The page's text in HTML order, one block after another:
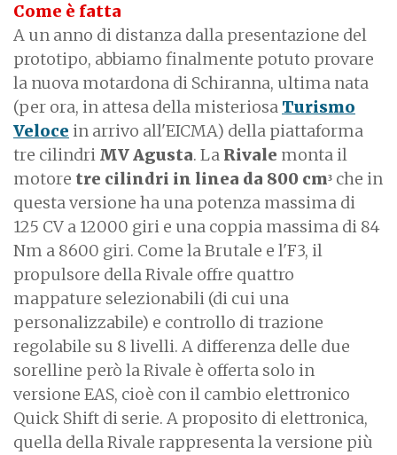
Come è fatta
A un anno di distanza dalla presentazione del
prototipo, abbiamo finalmente potuto provare
la nuova motardona di Schiranna, ultima nata
(per ora, in attesa della misteriosa Turismo
Veloce in arrivo all'EICMA) della piattaforma
tre cilindri MV Agusta. La Rivale monta il
motore tre cilindri in linea da 800 cm3 che in
questa versione ha una potenza massima di
125 CV a 12000 giri e una coppia massima di 84
Nm a 8600 giri. Come la Brutale e l'F3, il
propulsore della Rivale offre quattro
mappature selezionabili (di cui una
personalizzabile) e controllo di trazione
regolabile su 8 livelli. A differenza delle due
sorelline però la Rivale è offerta solo in
versione EAS, cioè con il cambio elettronico
Quick Shift di serie. A proposito di elettronica,
quella della Rivale rappresenta la versione più